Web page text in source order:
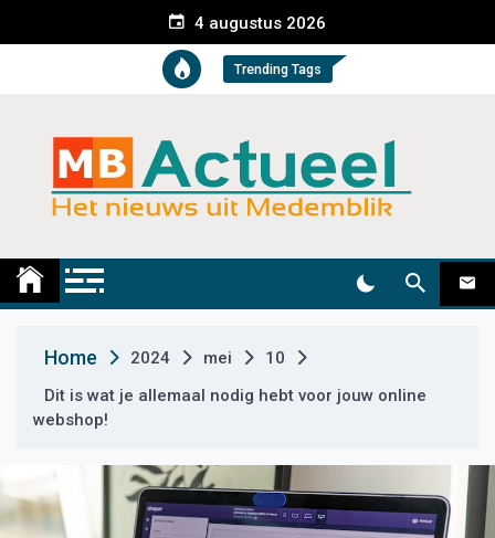
e
t
4 augustus 2026
Trending Tags
Medemblik Actueel
Home 2024 mei
10
Dit is wat je allemaal nodig hebt voor jouw online
webshop!